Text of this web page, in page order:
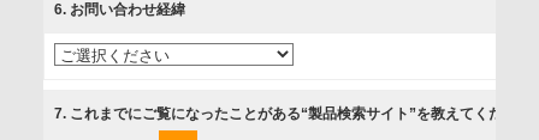
3.お客様の業務内容、及び興味、関心に応じた情報の提供
4.お客様満足度調査等のアンケートの依頼
6. お問い合わせ経緯
7. これまでにご覧になったことがある“製品検索サイト”を教えてください